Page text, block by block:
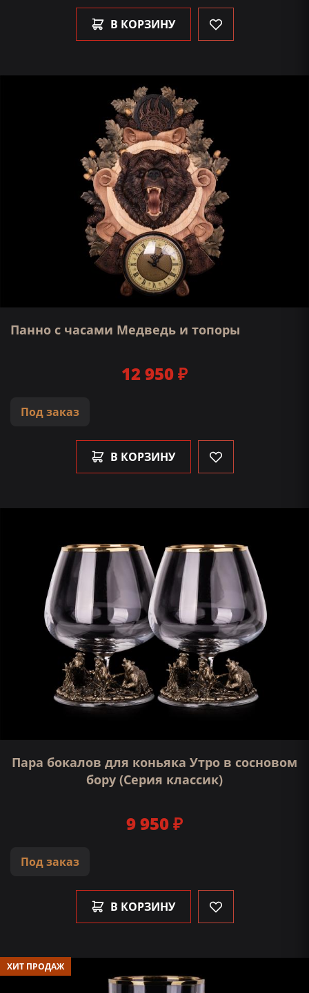
В КОРЗИНУ
Панно с часами Медведь и топоры
Под заказ
12 950 ₽
В КОРЗИНУ
Пара бокалов для коньяка Утро в сосновом
бору (Серия классик)
Под заказ
9 950 ₽
В КОРЗИНУ
ХИТ ПРОДАЖ